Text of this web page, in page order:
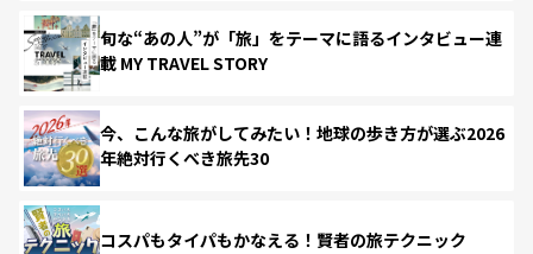
旬な“あの人”が「旅」をテーマに語るインタビュー連
載 MY TRAVEL STORY
今、こんな旅がしてみたい！地球の歩き方が選ぶ2026
年絶対行くべき旅先30
コスパもタイパもかなえる！賢者の旅テクニック